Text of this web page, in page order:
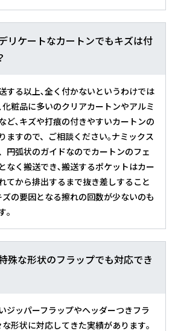
リケートなカートンでもキズは付
する以上､全く付かないというわけでは
化粧品に多いのクリアカートンやアルミ
ど､キズや打痕の付きやすいカートンの
ますので、ご相談ください｡ナミックス
円弧状のガイドなのでカートンのフェ
なく搬送でき､搬送するポケットはカー
てから排出するまで抜き差しすること
の要因となる擦れの回数が少ないのも
｡
殊な形状のフラップでも対応でき
ジッパーフラップやヘッダーつきフラ
な形状に対応してきた実績があります｡